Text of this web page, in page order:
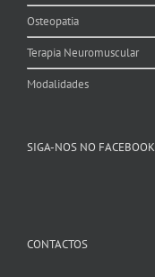
Osteopatia
Terapia Neuromuscular
Modalidades
SIGA-NOS NO FACEBOOK
CONTACTOS